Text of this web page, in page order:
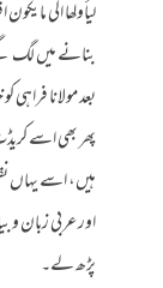
لیأولھا الی
بنانے میں لگ
بعد مولانا فراہی
پھر بھی اسے
ہیں، اسے یہاں
اور عربی زبان و
پڑھ لے۔